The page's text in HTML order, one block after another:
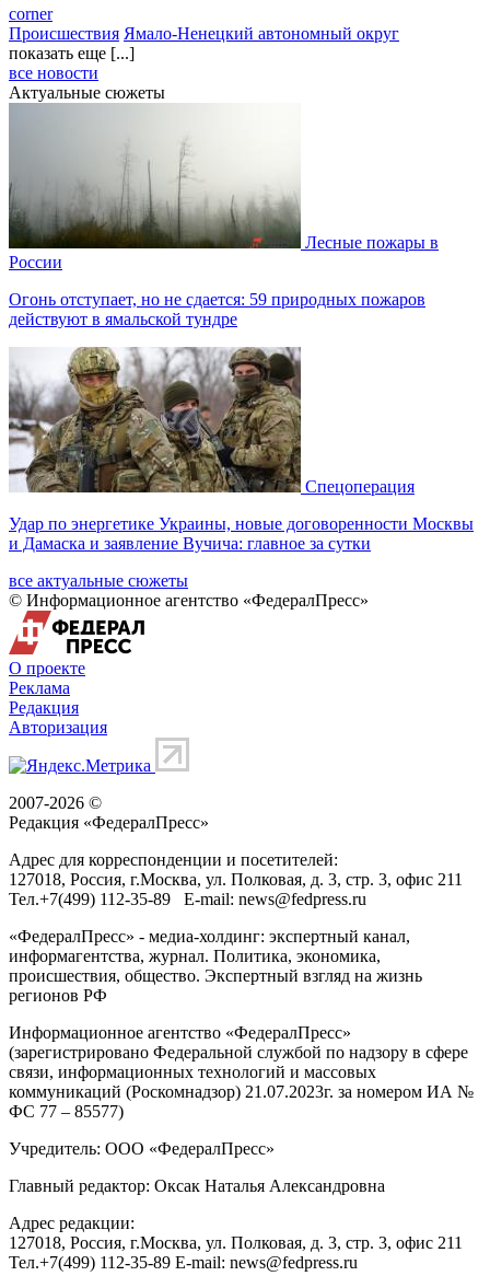
corner
Происшествия Ямало-Ненецкий автономный округ
показать еще [...]
все новости
Актуальные сюжеты
Лесные пожары в
России
Огонь отступает, но не сдается: 59 природных пожаров
действуют в ямальской тундре
Спецоперация
Удар по энергетике Украины, новые договоренности Москвы
и Дамаска и заявление Вучича: главное за сутки
все актуальные сюжеты
© Информационное агентство «ФедералПресс»
О проекте
Реклама
Редакция
Авторизация
2007-2026 ©
Редакция «ФедералПресс»
Адрес для корреспонденции и посетителей:
127018, Россия, г.Москва, ул. Полковая, д. 3, стр. 3, офис 211
Тел.+7(499) 112-35-89 E-mail: news@fedpress.ru
«ФедералПресс» - медиа-холдинг: экспертный канал,
информагентства, журнал. Политика, экономика,
происшествия, общество. Экспертный взгляд на жизнь
регионов РФ
Информационное агентство «ФедералПресс»
(зарегистрировано Федеральной службой по надзору в сфере
связи, информационных технологий и массовых
коммуникаций (Роскомнадзор) 21.07.2023г. за номером ИА №
ФС 77 – 85577)
Учредитель: ООО «ФедералПресс»
Главный редактор: Оксак Наталья Александровна
Адрес редакции:
127018, Россия, г.Москва, ул. Полковая, д. 3, стр. 3, офис 211
Тел.+7(499) 112-35-89 E-mail: news@fedpress.ru